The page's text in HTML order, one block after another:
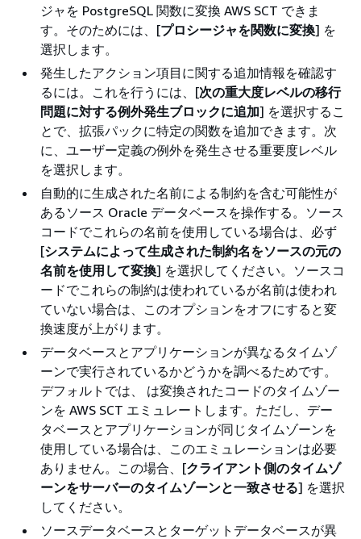
ジャを PostgreSQL 関数に変換 AWS SCT できま
す。そのためには、[プロシージャを関数に変換] を
選択します。
発生したアクション項目に関する追加情報を確認す
るには。これを行うには、[次の重大度レベルの移行
問題に対する例外発生ブロックに追加] を選択するこ
とで、拡張パックに特定の関数を追加できます。次
に、ユーザー定義の例外を発生させる重要度レベル
を選択します。
自動的に生成された名前による制約を含む可能性が
あるソース Oracle データベースを操作する。ソース
コードでこれらの名前を使用している場合は、必ず
[システムによって生成された制約名をソースの元の
名前を使用して変換] を選択してください。ソースコ
ードでこれらの制約は使われているが名前は使われ
ていない場合は、このオプションをオフにすると変
換速度が上がります。
データベースとアプリケーションが異なるタイムゾ
ーンで実行されているかどうかを調べるためです。
デフォルトでは、 は変換されたコードのタイムゾー
ンを AWS SCT エミュレートします。ただし、デー
タベースとアプリケーションが同じタイムゾーンを
使用している場合は、このエミュレーションは必要
ありません。この場合、[クライアント側のタイムゾ
ーンをサーバーのタイムゾーンと一致させる] を選択
してください。
ソースデータベースとターゲットデータベースが異